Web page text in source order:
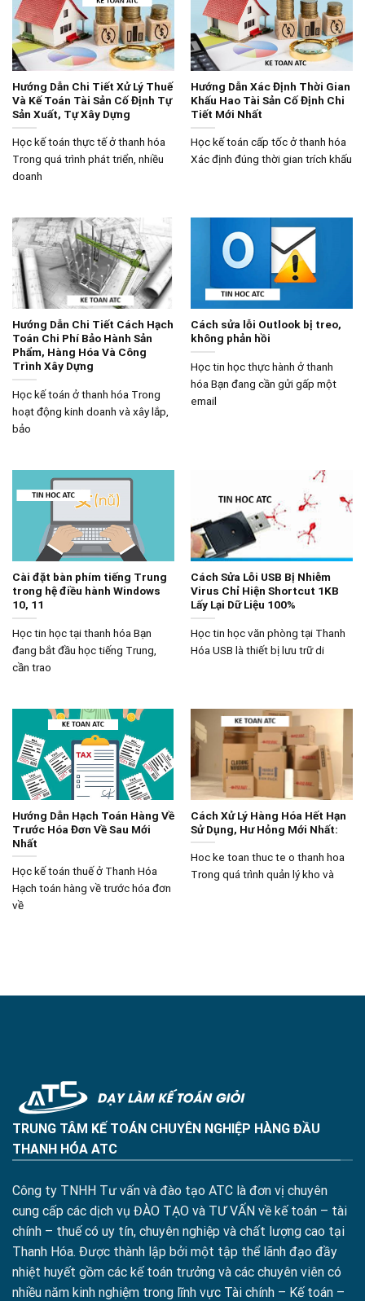
Hướng Dẫn Chi Tiết Xử Lý Thuế
Và Kế Toán Tài Sản Cố Định Tự
Sản Xuất, Tự Xây Dựng
Học kế toán thực tế ở thanh hóa
Trong quá trình phát triển, nhiều
doanh
Hướng Dẫn Xác Định Thời Gian
Khấu Hao Tài Sản Cố Định Chi
Tiết Mới Nhất
Học kế toán cấp tốc ở thanh hóa
Xác định đúng thời gian trích khấu
Hướng Dẫn Chi Tiết Cách Hạch
Toán Chi Phí Bảo Hành Sản
Phẩm, Hàng Hóa Và Công
Trình Xây Dựng
Học kế toán ở thanh hóa Trong
hoạt động kinh doanh và xây lắp,
bảo
Cách sửa lỗi Outlook bị treo,
không phản hồi
Học tin học thực hành ở thanh
hóa Bạn đang cần gửi gấp một
email
Cài đặt bàn phím tiếng Trung
trong hệ điều hành Windows
10, 11
Học tin học tại thanh hóa Bạn
đang bắt đầu học tiếng Trung,
cần trao
Cách Sửa Lỗi USB Bị Nhiễm
Virus Chỉ Hiện Shortcut 1KB
Lấy Lại Dữ Liệu 100%
Học tin học văn phòng tại Thanh
Hóa USB là thiết bị lưu trữ di
Hướng Dẫn Hạch Toán Hàng Về
Trước Hóa Đơn Về Sau Mới
Nhất
Học kế toán thuế ở Thanh Hóa
Hạch toán hàng về trước hóa đơn
về
Cách Xử Lý Hàng Hóa Hết Hạn
Sử Dụng, Hư Hỏng Mới Nhất:
Hoc ke toan thuc te o thanh hoa
Trong quá trình quản lý kho và
TRUNG TÂM KẾ TOÁN CHUYÊN NGHIỆP HÀNG ĐẦU
THANH HÓA ATC
Công ty TNHH Tư vấn và đào tạo ATC là đơn vị chuyên
cung cấp các dịch vụ ĐÀO TẠO và TƯ VẤN về kế toán – tài
chính – thuế có uy tín, chuyên nghiệp và chất lượng cao tại
Thanh Hóa. Được thành lập bởi một tập thể lãnh đạo đầy
nhiệt huyết gồm các kế toán trưởng và các chuyên viên có
nhiều năm kinh nghiệm trong lĩnh vực Tài chính – Kế toán –